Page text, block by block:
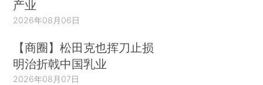
产业
2026年08月06日
【商圈】松田克也挥刀止损
明治折戟中国乳业
2026年08月07日